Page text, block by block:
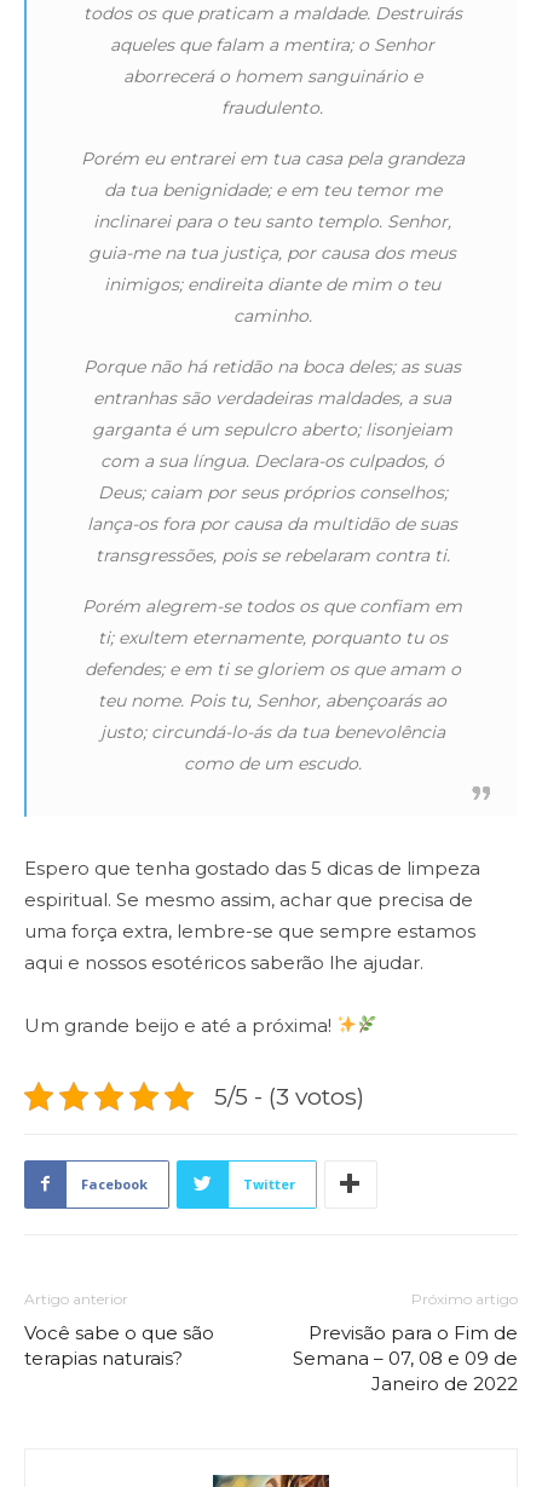
todos os que praticam a maldade. Destruirás
aqueles que falam a mentira; o Senhor
aborrecerá o homem sanguinário e
fraudulento.
Porém eu entrarei em tua casa pela grandeza
da tua benignidade; e em teu temor me
inclinarei para o teu santo templo. Senhor,
guia-me na tua justiça, por causa dos meus
inimigos; endireita diante de mim o teu
caminho.
Porque não há retidão na boca deles; as suas
entranhas são verdadeiras maldades, a sua
garganta é um sepulcro aberto; lisonjeiam
com a sua língua. Declara-os culpados, ó
Deus; caiam por seus próprios conselhos;
lança-os fora por causa da multidão de suas
transgressões, pois se rebelaram contra ti.
Porém alegrem-se todos os que confiam em
ti; exultem eternamente, porquanto tu os
defendes; e em ti se gloriem os que amam o
teu nome. Pois tu, Senhor, abençoarás ao
justo; circundá-lo-ás da tua benevolência
como de um escudo.
Espero que tenha gostado das 5 dicas de limpeza
espiritual. Se mesmo assim, achar que precisa de
uma força extra, lembre-se que sempre estamos
aqui e nossos esotéricos saberão lhe ajudar.
Um grande beijo e até a próxima!
5/5 - (3 votos)
Facebook Twitter
Artigo anterior
Você sabe o que são
terapias naturais?
Próximo artigo
Previsão para o Fim de
Semana – 07, 08 e 09 de
Janeiro de 2022